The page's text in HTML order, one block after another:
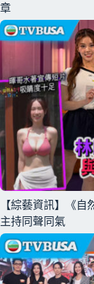
章
【綜藝資訊】《
主持同聲同氣